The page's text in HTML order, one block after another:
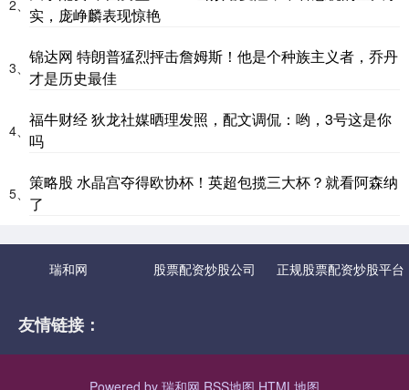
2、 实，庞峥麟表现惊艳
3、
锦达网 特朗普猛烈抨击詹姆斯！他是个种族主义者，乔丹
才是历史最佳
4、
福牛财经 狄龙社媒晒理发照，配文调侃：哟，3号这是你
吗
5、
策略股 水晶宫夺得欧协杯！英超包揽三大杯？就看阿森纳
了
瑞和网 股票配资炒股公司 正规股票配资炒股平台
友情链接：
Powered by 瑞和网 RSS地图 HTML地图